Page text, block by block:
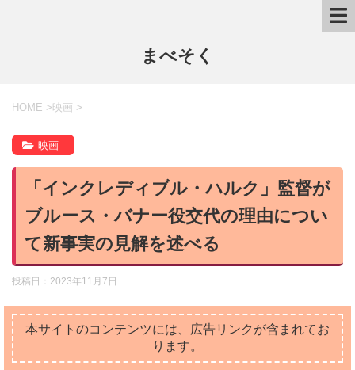
まべそく
HOME > 映画 >
映画
「インクレディブル・ハルク」監督が
ブルース・バナー役交代の理由につい
て新事実の見解を述べる
投稿日： 2023年11月7日
本サイトのコンテンツには、広告リンクが含まれてお
ります。